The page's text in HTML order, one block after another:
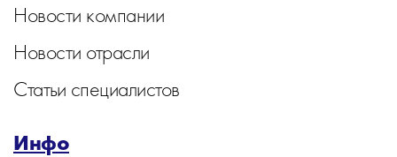
Новости компании
Новости отрасли
Статьи специалистов
Инфо